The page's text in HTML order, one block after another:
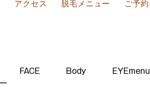
アクセス 脱毛メニュー ご予約
FACE Body EYEmenu